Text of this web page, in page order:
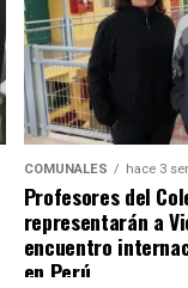
COMUNALES hace 3
Profesores del
representarán a
encuentro
en Perú